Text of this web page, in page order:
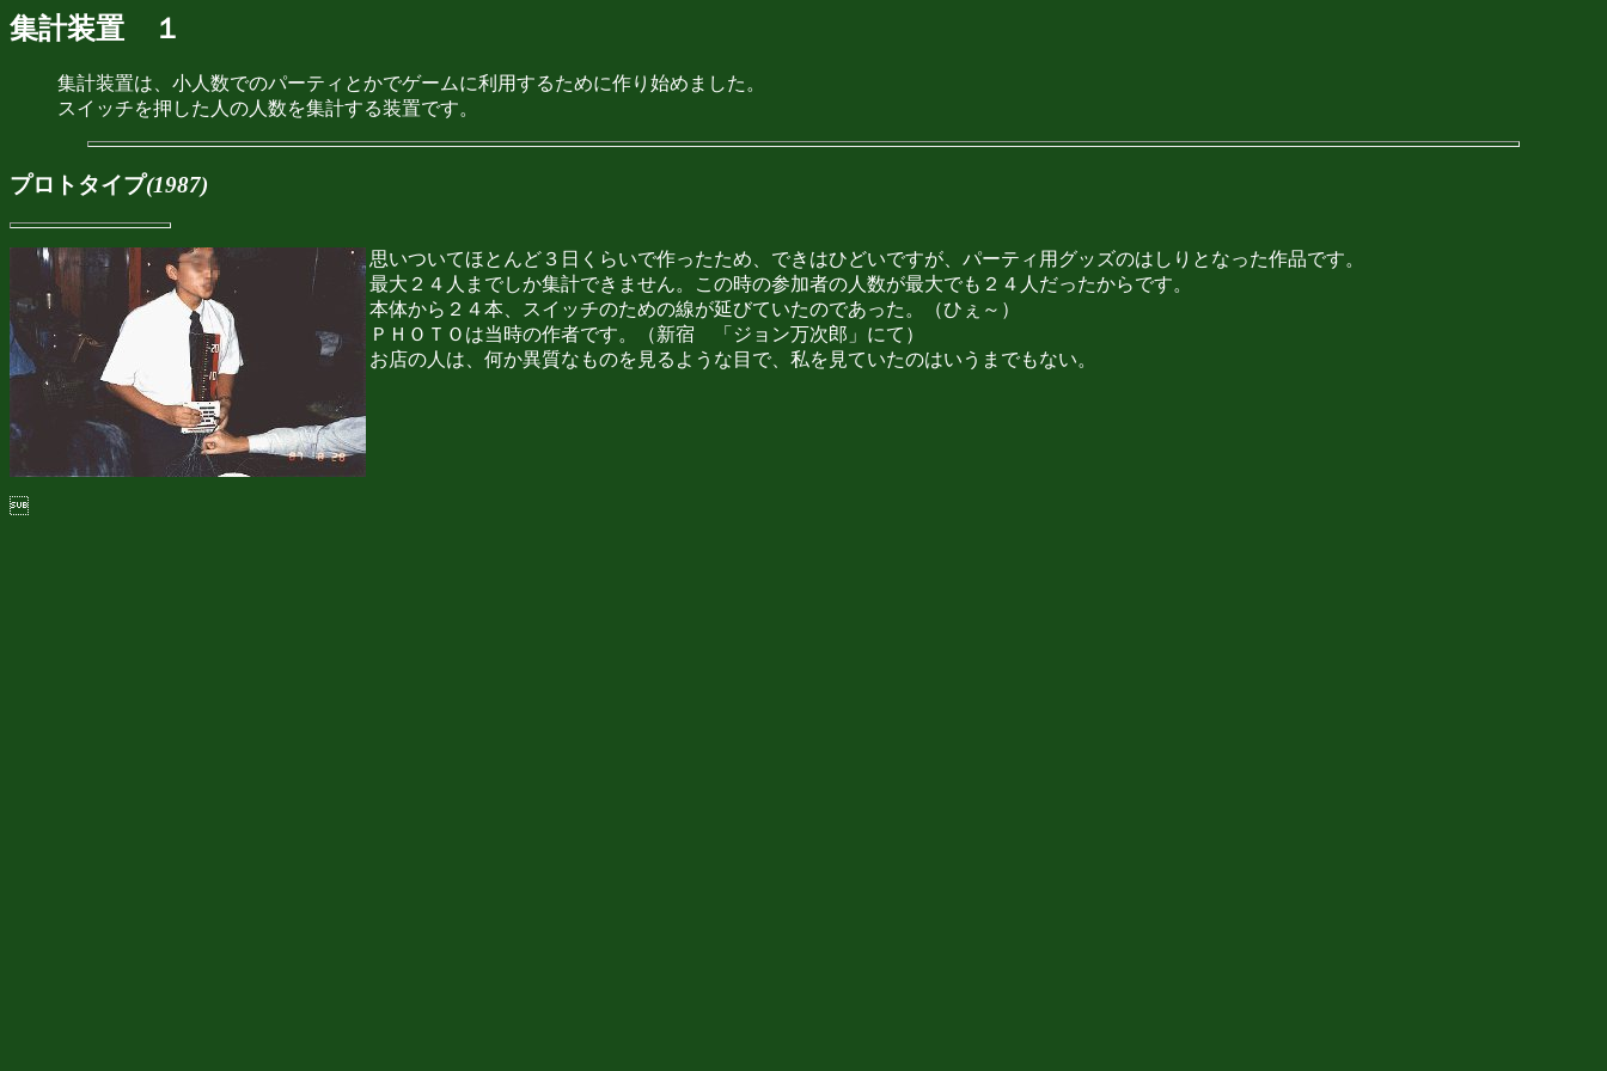
集計装置 １
集計装置は、小人数でのパーティとかでゲームに利用するために作り始めました。
スイッチを押した人の人数を集計する装置です。
プロトタイプ(1987)
思いついてほとんど３日くらいで作ったため、できはひどいですが、パーティ用グッズのはしりとなった作品です。
最大２４人までしか集計できません。この時の参加者の人数が最大でも２４人だったからです。
本体から２４本、スイッチのための線が延びていたのであった。（ひぇ～）
ＰＨＯＴＯは当時の作者です。（新宿 「ジョン万次郎」にて）
お店の人は、何か異質なものを見るような目で、私を見ていたのはいうまでもない。
